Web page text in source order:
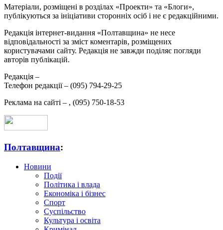
Матеріали, розміщені в розділах «Проекти» та «Блоги»,
публікуються за ініціативи сторонніх осіб і не є редакційними.
Редакція інтернет-видання «Полтавщина» не несе
відповідальності за зміст коментарів, розміщених
користувачами сайту. Редакція не завжди поділяє погляди
авторів публікацій.
Редакція –
Телефон редакції – (095) 794-29-25
Реклама на сайті – , (095) 750-18-53
Полтавщина:
Новини
Події
Політика і влада
Економіка і бізнес
Спорт
Суспільство
Культура і освіта